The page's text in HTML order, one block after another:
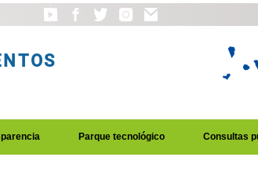
Parque tecnológico Consultas